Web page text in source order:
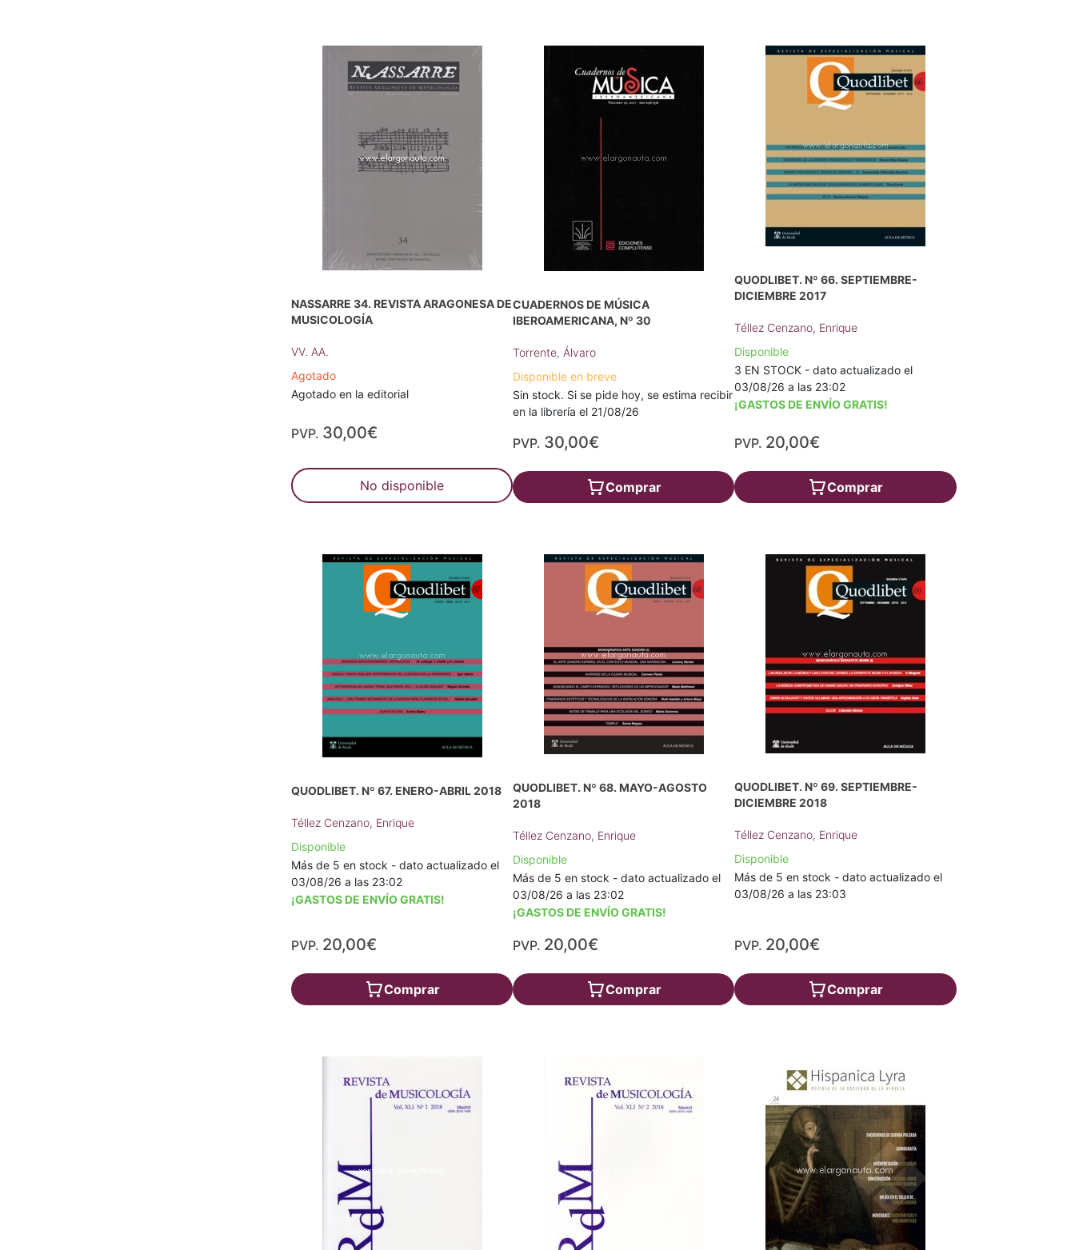
NASSARRE 34. REVISTA ARAGONESA DE
MUSICOLOGÍA
VV. AA.
Agotado
Agotado en la editorial
PVP. 30,00€
No disponible
CUADERNOS DE MÚSICA
IBEROAMERICANA, Nº 30
Torrente, Álvaro
Disponible en breve
Sin stock. Si se pide hoy, se estima recibir
en la librería el 21/08/26
PVP. 30,00€
Comprar
QUODLIBET. Nº 66. SEPTIEMBRE-
DICIEMBRE 2017
Téllez Cenzano, Enrique
Disponible
3 EN STOCK - dato actualizado el
03/08/26 a las 23:02
¡GASTOS DE ENVÍO GRATIS!
PVP. 20,00€
Comprar
QUODLIBET. Nº 67. ENERO-ABRIL 2018
Téllez Cenzano, Enrique
Disponible
Más de 5 en stock - dato actualizado el
03/08/26 a las 23:02
¡GASTOS DE ENVÍO GRATIS!
PVP. 20,00€
Comprar
QUODLIBET. Nº 68. MAYO-AGOSTO
2018
Téllez Cenzano, Enrique
Disponible
Más de 5 en stock - dato actualizado el
03/08/26 a las 23:02
¡GASTOS DE ENVÍO GRATIS!
PVP. 20,00€
Comprar
QUODLIBET. Nº 69. SEPTIEMBRE-
DICIEMBRE 2018
Téllez Cenzano, Enrique
Disponible
Más de 5 en stock - dato actualizado el
03/08/26 a las 23:03
PVP. 20,00€
Comprar